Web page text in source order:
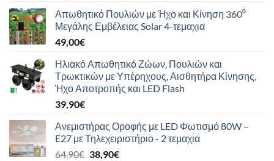
Απωθητικό Πουλιών με Ήχο και Κίνηση 360⁰
Μεγάλης Εμβέλειας Solar 4-τεμαχια
49,00€
Ηλιακό Απωθητικό Ζώων, Πουλιών και
Τρωκτικών με Υπέρηχους, Αισθητήρα Κίνησης,
Ήχο Αποτροπής και LED Flash
39,90€
Ανεμιστήρας Οροφής με LED Φωτισμό 80W –
E27 με Τηλεχειριστήριο - 2 τεμαχια
64,90€ Original
38,90€Η